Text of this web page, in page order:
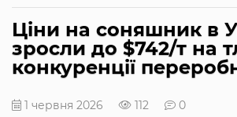
Ціни на соняшник в
зросли до $742/т на
конкуренції
1 червня 2026 112 0